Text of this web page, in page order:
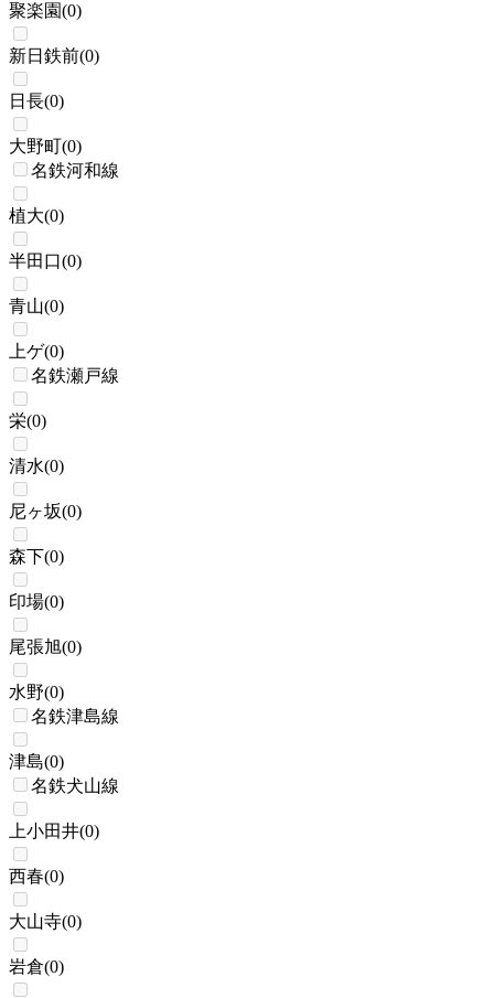
聚楽園(0)
新日鉄前(0)
日長(0)
大野町(0)
名鉄河和線
植大(0)
半田口(0)
青山(0)
上ゲ(0)
名鉄瀬戸線
栄(0)
清水(0)
尼ヶ坂(0)
森下(0)
印場(0)
尾張旭(0)
水野(0)
名鉄津島線
津島(0)
名鉄犬山線
上小田井(0)
西春(0)
大山寺(0)
岩倉(0)